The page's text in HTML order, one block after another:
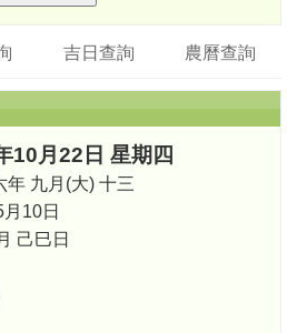
吉日查詢 農曆查詢
10月22日 星期四
年 九月(大) 十三
10日
己巳日